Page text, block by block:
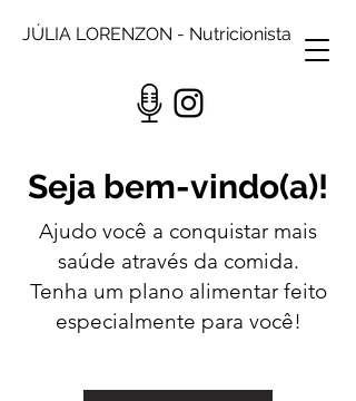
JÚLIA LORENZON - Nutricionista
Seja bem-vindo(a)!
Ajudo você a conquistar mais
saúde através da comida.
Tenha um plano alimentar feito
especialmente para você!